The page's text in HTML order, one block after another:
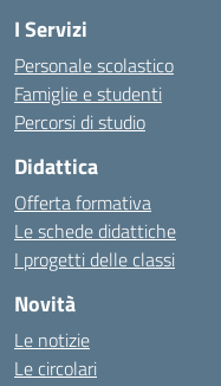
I Servizi
Personale scolastico
Famiglie e studenti
Percorsi di studio
Didattica
Offerta formativa
Le schede didattiche
I progetti delle classi
Novità
Le notizie
Le circolari